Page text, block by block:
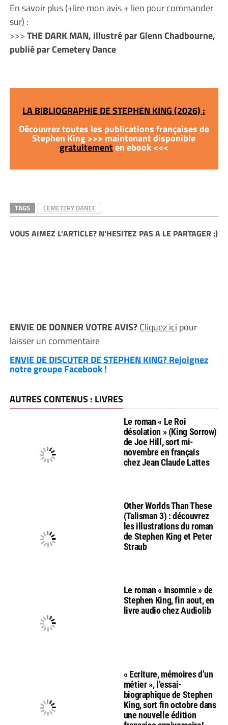
En savoir plus (+lire mon avis + lien pour commander
sur) :
>>>THE DARK MAN, illustré par Glenn Chadbourne,
publié par Cemetery Dance
LA BIBLIOGRAPHIE DE STEPHEN KING (2026) :
Découvrez toutes les publications françaises de
Stephen King >>> maintenant disponible
gratuitementen ebook <<<
TAGS CEMETERY DANCE
VOUS AIMEZ L'ARTICLE? N'HESITEZ PAS A LE PARTAGER ;)
ENVIE DE DONNER VOTRE AVIS?Cliquez ici pour
laisser un commentaire
ENVIE DE DISCUTER DE STEPHEN KING? Rejoignez
notre groupe Facebook !
AUTRES CONTENUS : LIVRES
Le roman « Le Roi
désolation » (King Sorrow)
de Joe Hill, sort mi-
novembre en français
chez Jean Claude Lattes
Other Worlds Than These
(Talisman 3) : découvrez
les illustrations du roman
de Stephen King et Peter
Straub
Le roman « Insomnie » de
Stephen King, fin aout, en
livre audio chez Audiolib
« Ecriture, mémoires d’un
métier », l’essai-
biographique de Stephen
King, sort fin octobre dans
une nouvelle édition